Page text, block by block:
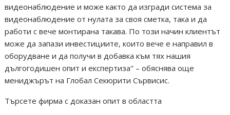
видеонаблюдение и може както да изгради система за
видеонаблюдение от нулата за своя сметка, така и да
работи с вече монтирана такава. По този начин клиентът
може да запази инвестициите, които вече е направил в
оборудване и да получи в добавка към тях нашия
дългогодишен опит и експертиза" – обяснява още
мениджърът на Глобал Секюрити Сървисис.
Търсете фирма с доказан опит в областта